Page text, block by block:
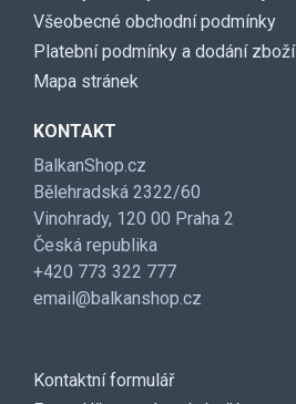
Všeobecné obchodní podmínky
Platební podmínky a dodání zboží
Mapa stránek
KONTAKT
BalkanShop.cz
Bělehradská 2322/60
Vinohrady, 120 00 Praha 2
Česká republika
+420 773 322 777
email@balkanshop.cz
Kontaktní formulář